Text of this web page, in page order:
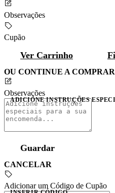
Observações
Cupão
Ver Carrinho
OU CONTINUE A COMPRAR
Observações
ADICIONE INSTRUÇÕES
Guardar
CANCELAR
Adicionar um Código de Cupão